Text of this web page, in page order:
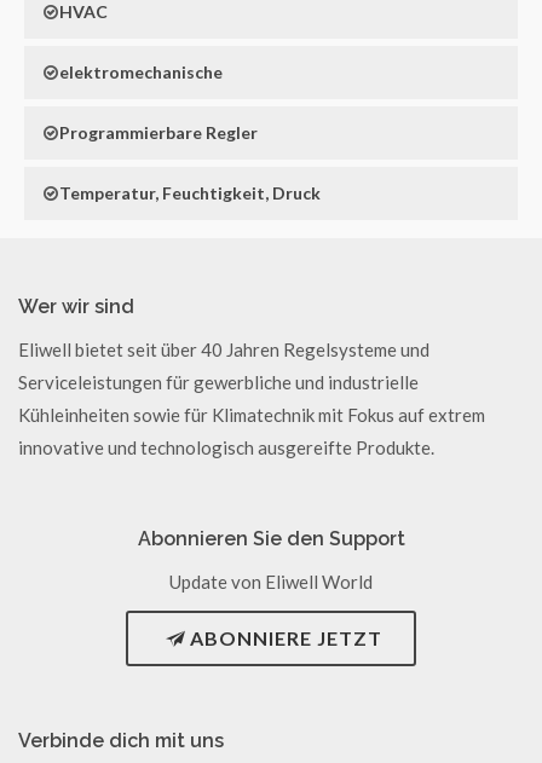
HVAC
elektromechanische
Programmierbare Regler
Temperatur, Feuchtigkeit, Druck
Wer wir sind
Eliwell bietet seit über 40 Jahren Regelsysteme und
Serviceleistungen für gewerbliche und industrielle
Kühleinheiten sowie für Klimatechnik mit Fokus auf extrem
innovative und technologisch ausgereifte Produkte.
Abonnieren Sie den Support
Update von Eliwell World
ABONNIERE JETZT
Verbinde dich mit uns